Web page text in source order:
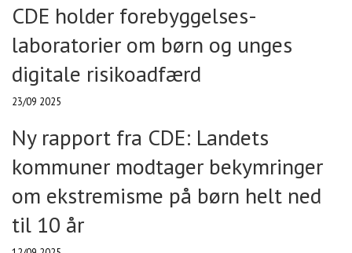
CDE holder forebyggelses-
laboratorier om børn og unges
digitale risikoadfærd
23/09 2025
Ny rapport fra CDE: Landets
kommuner modtager bekymringer
om ekstremisme på børn helt ned
til 10 år